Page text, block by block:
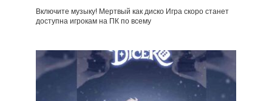
Включите музыку! Мертвый как диско Игра скоро станет
доступна игрокам на ПК по всему